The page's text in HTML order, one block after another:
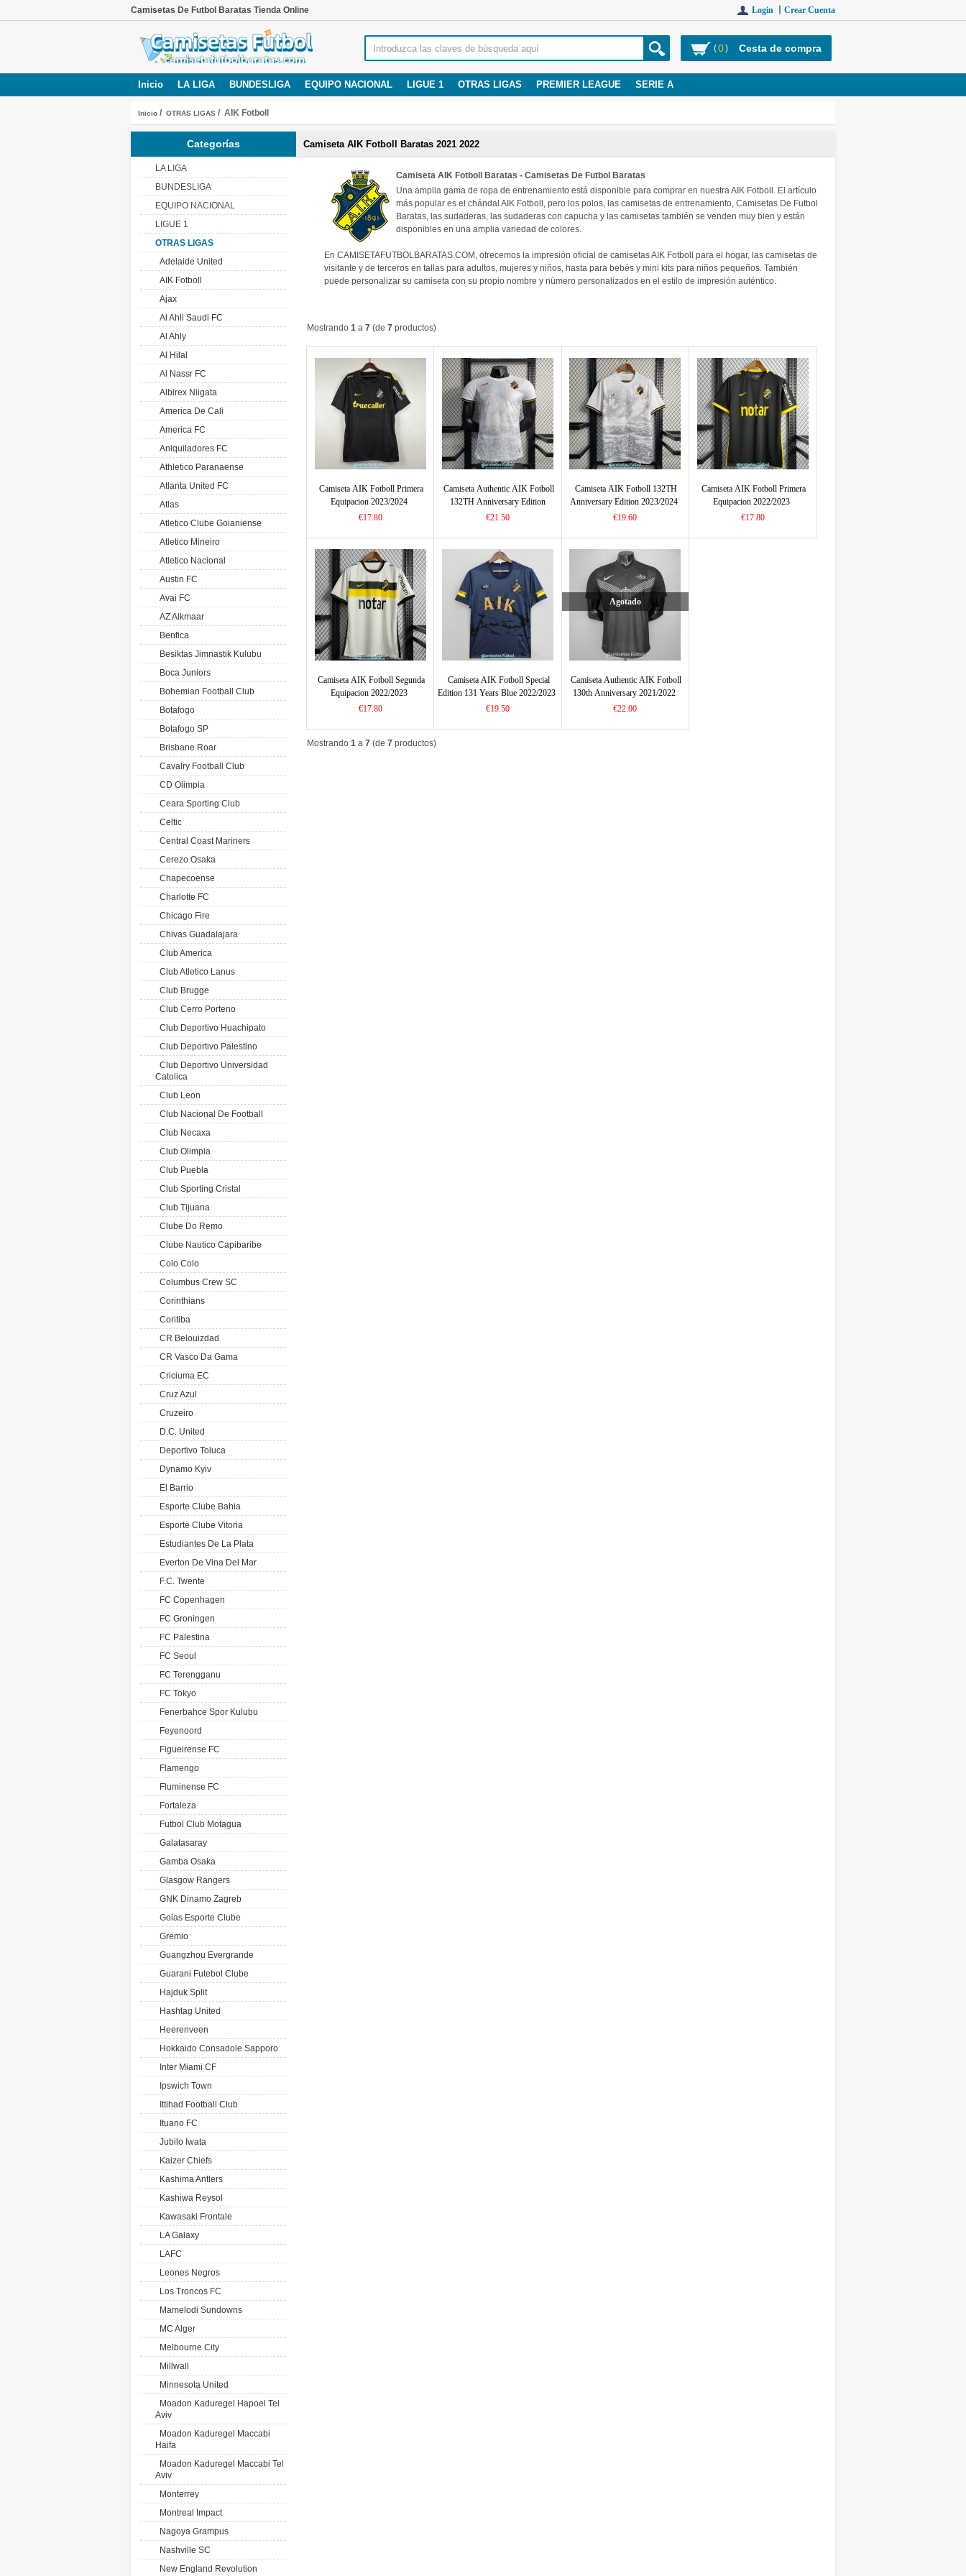
Camisetas De Futbol Baratas Tienda Online Login 丨 Crear Cuenta
(0) Cesta de compra
Inicio LA LIGA BUNDESLIGA EQUIPO NACIONAL LIGUE 1 OTRAS LIGAS PREMIER LEAGUE SERIE A
Inicio / OTRAS LIGAS / AIK Fotboll
Categorías
LA LIGA
BUNDESLIGA
EQUIPO NACIONAL
LIGUE 1
OTRAS LIGAS
Adelaide United
AIK Fotboll
Ajax
Al Ahli Saudi FC
Al Ahly
Al Hilal
Al Nassr FC
Albirex Niigata
America De Cali
America FC
Aniquiladores FC
Athletico Paranaense
Atlanta United FC
Atlas
Atletico Clube Goianiense
Atletico Mineiro
Atletico Nacional
Austin FC
Avai FC
AZ Alkmaar
Benfica
Besiktas Jimnastik Kulubu
Boca Juniors
Bohemian Football Club
Botafogo
Botafogo SP
Brisbane Roar
Cavalry Football Club
CD Olimpia
Ceara Sporting Club
Celtic
Central Coast Mariners
Cerezo Osaka
Chapecoense
Charlotte FC
Chicago Fire
Chivas Guadalajara
Club America
Club Atletico Lanus
Club Brugge
Club Cerro Porteno
Club Deportivo Huachipato
Club Deportivo Palestino
Club Deportivo Universidad
Catolica
Club Leon
Club Nacional De Football
Club Necaxa
Club Olimpia
Club Puebla
Club Sporting Cristal
Club Tijuana
Clube Do Remo
Clube Nautico Capibaribe
Colo Colo
Columbus Crew SC
Corinthians
Coritiba
CR Belouizdad
CR Vasco Da Gama
Criciuma EC
Cruz Azul
Cruzeiro
D.C. United
Deportivo Toluca
Dynamo Kyiv
El Barrio
Esporte Clube Bahia
Esporte Clube Vitoria
Estudiantes De La Plata
Everton De Vina Del Mar
F.C. Twente
FC Copenhagen
FC Groningen
FC Palestina
FC Seoul
FC Terengganu
FC Tokyo
Fenerbahce Spor Kulubu
Feyenoord
Figueirense FC
Flamengo
Fluminense FC
Fortaleza
Futbol Club Motagua
Galatasaray
Gamba Osaka
Glasgow Rangers
GNK Dinamo Zagreb
Goias Esporte Clube
Gremio
Guangzhou Evergrande
Guarani Futebol Clube
Hajduk Split
Hashtag United
Heerenveen
Hokkaido Consadole Sapporo
Inter Miami CF
Ipswich Town
Ittihad Football Club
Ituano FC
Jubilo Iwata
Kaizer Chiefs
Kashima Antlers
Kashiwa Reysol
Kawasaki Frontale
LA Galaxy
LAFC
Leones Negros
Los Troncos FC
Mamelodi Sundowns
MC Alger
Melbourne City
Millwall
Minnesota United
Moadon Kaduregel Hapoel Tel
Aviv
Moadon Kaduregel Maccabi
Haifa
Moadon Kaduregel Maccabi Tel
Aviv
Monterrey
Montreal Impact
Nagoya Grampus
Nashville SC
New England Revolution
Camiseta AIK Fotboll Baratas 2021 2022
Camiseta AIK Fotboll Baratas - Camisetas De Futbol Baratas
Una amplia gama de ropa de entrenamiento está disponible para comprar en nuestra AIK Fotboll. El artículo
más popular es el chándal AIK Fotboll, pero los polos, las camisetas de entrenamiento, Camisetas De Futbol
Baratas, las sudaderas, las sudaderas con capucha y las camisetas también se venden muy bien y están
disponibles en una amplia variedad de colores.
En CAMISETAFUTBOLBARATAS.COM, ofrecemos la impresión oficial de camisetas AIK Fotboll para el hogar, las camisetas de
visitante y de terceros en tallas para adultos, mujeres y niños, hasta para bebés y mini kits para niños pequeños. También
puede personalizar su camiseta con su propio nombre y número personalizados en el estilo de impresión auténtico.
Mostrando 1 a 7 (de 7 productos)
Camiseta AIK Fotboll Primera
Equipacion 2023/2024
€17.80
Camiseta Authentic AIK Fotboll
132TH Anniversary Edition
2023/2024
€21.50
Camiseta AIK Fotboll 132TH
Anniversary Edition 2023/2024
€19.60
Camiseta AIK Fotboll Primera
Equipacion 2022/2023
€17.80
Camiseta AIK Fotboll Segunda
Equipacion 2022/2023
€17.80
Camiseta AIK Fotboll Special
Edition 131 Years Blue 2022/2023
€19.50
Agotado
Camiseta Authentic AIK Fotboll
130th Anniversary 2021/2022
€22.00
Mostrando 1 a 7 (de 7 productos)